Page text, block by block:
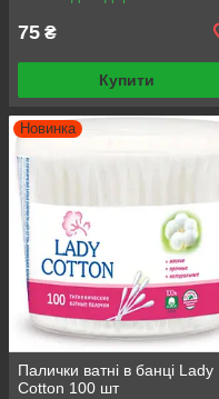
75 ₴
Купити
Новинка
Палички ватні в банці Lady
Cotton 100 шт